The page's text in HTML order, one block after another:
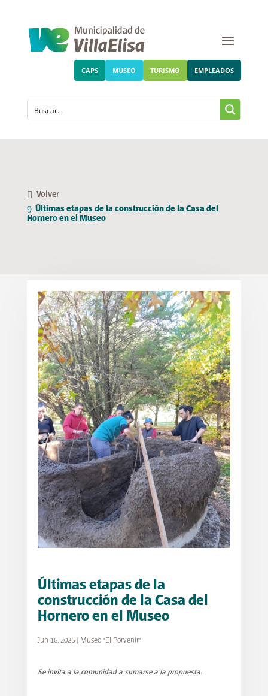
CAPS MUSEO TURISMO EMPLEADOS
Volver
Últimas etapas de la construcción de la Casa del
Hornero en el Museo
Últimas etapas de la
construcción de la Casa del
Hornero en el Museo
Jun 16, 2026| Museo "El Porvenir"
Se invita a la comunidad a sumarse a la propuesta.